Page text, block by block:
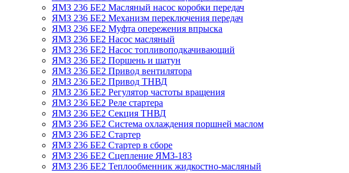
ЯМЗ 236 БЕ2 Масляный насос коробки передач
ЯМЗ 236 БЕ2 Механизм переключения передач
ЯМЗ 236 БЕ2 Муфта опережения впрыска
ЯМЗ 236 БЕ2 Насос масляный
ЯМЗ 236 БЕ2 Насос топливоподкачивающий
ЯМЗ 236 БЕ2 Поршень и шатун
ЯМЗ 236 БЕ2 Привод вентилятора
ЯМЗ 236 БЕ2 Привод ТНВД
ЯМЗ 236 БЕ2 Регулятор частоты вращения
ЯМЗ 236 БЕ2 Реле стартера
ЯМЗ 236 БЕ2 Секция ТНВД
ЯМЗ 236 БЕ2 Система охлаждения поршней маслом
ЯМЗ 236 БЕ2 Стартер
ЯМЗ 236 БЕ2 Стартер в сборе
ЯМЗ 236 БЕ2 Сцепление ЯМЗ-183
ЯМЗ 236 БЕ2 Теплообменник жидкостно-масляный